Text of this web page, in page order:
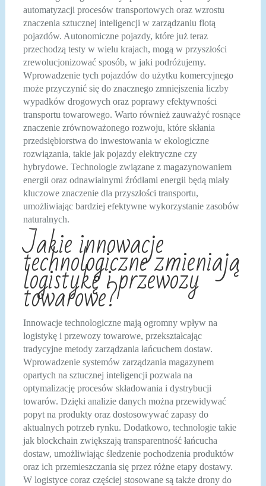
automatyzacji procesów transportowych oraz wzrostu
znaczenia sztucznej inteligencji w zarządzaniu flotą
pojazdów. Autonomiczne pojazdy, które już teraz
przechodzą testy w wielu krajach, mogą w przyszłości
zrewolucjonizować sposób, w jaki podróżujemy.
Wprowadzenie tych pojazdów do użytku komercyjnego
może przyczynić się do znacznego zmniejszenia liczby
wypadków drogowych oraz poprawy efektywności
transportu towarowego. Warto również zauważyć rosnące
znaczenie zrównoważonego rozwoju, które skłania
przedsiębiorstwa do inwestowania w ekologiczne
rozwiązania, takie jak pojazdy elektryczne czy
hybrydowe. Technologie związane z magazynowaniem
energii oraz odnawialnymi źródłami energii będą miały
kluczowe znaczenie dla przyszłości transportu,
umożliwiając bardziej efektywne wykorzystanie zasobów
naturalnych.
Jakie innowacje
technologiczne zmieniają
logistykę i przewozy
towarowe?
Innowacje technologiczne mają ogromny wpływ na
logistykę i przewozy towarowe, przekształcając
tradycyjne metody zarządzania łańcuchem dostaw.
Wprowadzenie systemów zarządzania magazynem
opartych na sztucznej inteligencji pozwala na
optymalizację procesów składowania i dystrybucji
towarów. Dzięki analizie danych można przewidywać
popyt na produkty oraz dostosowywać zapasy do
aktualnych potrzeb rynku. Dodatkowo, technologie takie
jak blockchain zwiększają transparentność łańcucha
dostaw, umożliwiając śledzenie pochodzenia produktów
oraz ich przemieszczania się przez różne etapy dostawy.
W logistyce coraz częściej stosowane są także drony do